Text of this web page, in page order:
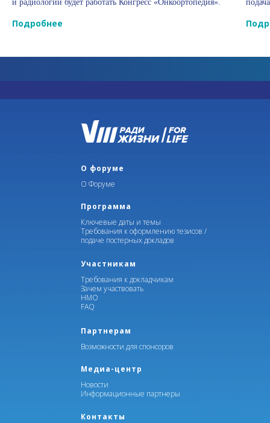
и радиологии будет работать Конгресс «Онкоортопедия».
Подробнее
О форуме
О Форуме
Программа
Ключевые даты и темы
Требования к оформлению тезисов /
подаче постерных докладов
Участникам
Требования к докладчикам
Зачем участвовать
НМО
FAQ
Партнерам
Возможности для спонсоров
Медиа-центр
Новости
Информационные партнеры
Контакты